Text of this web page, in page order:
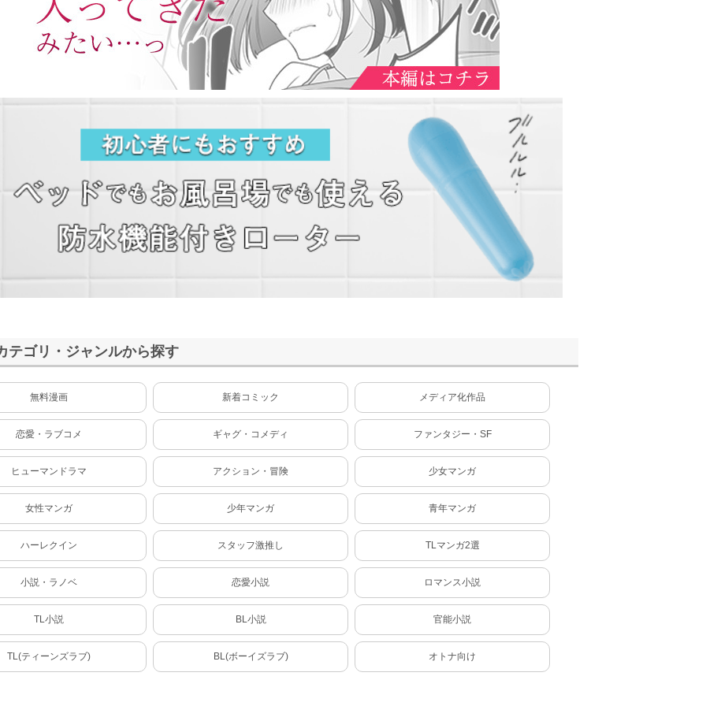
テゴリ・ジャンルから探す
無料漫画 新着コミック メディア化作品
恋愛・ラブコメ ギャグ・コメディ ファンタジー・SF
ヒューマンドラマ アクション・冒険 少女マンガ
女性マンガ 少年マンガ 青年マンガ
ハーレクイン スタッフ激推し TLマンガ2選
小説・ラノベ 恋愛小説 ロマンス小説
TL小説 BL小説 官能小説
TL(ティーンズラブ) BL(ボーイズラブ) オトナ向け